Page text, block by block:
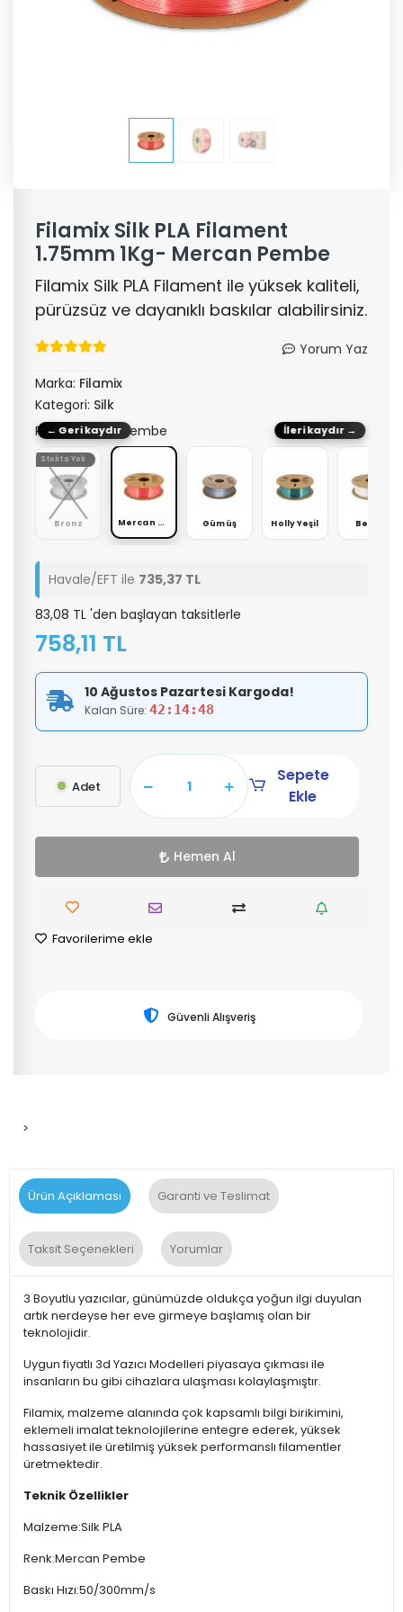
Filamix Silk PLA Filament
1.75mm 1Kg- Mercan Pembe
Filamix Silk PLA Filament ile yüksek kaliteli,
pürüzsüz ve dayanıklı baskılar alabilirsiniz.
Yorum Yaz
Marka: Filamix
Kategori: Silk
Renk: Mercan Pembe
Bronz
Stokta Yok
Mercan Pembe Gümüş Holly Yeşil Beyaz
← Geri kaydır İleri kaydır →
Havale/EFT ile 735,37 TL
83,08 TL 'den başlayan taksitlerle
758,11 TL
10 Ağustos Pazartesi Kargoda!
Kalan Süre: 42:14:48
Adet
Sepete
Ekle
Hemen Al
Favorilerime ekle
Güvenli Alışveriş
>
Ürün Açıklaması Garanti ve Teslimat
Taksit Seçenekleri Yorumlar
3 Boyutlu yazıcılar, günümüzde oldukça yoğun ilgi duyulan
artık nerdeyse her eve girmeye başlamış olan bir
teknolojidir.
Uygun fiyatlı 3d Yazıcı Modelleri piyasaya çıkması ile
insanların bu gibi cihazlara ulaşması kolaylaşmıştır.
Filamix, malzeme alanında çok kapsamlı bilgi birikimini,
eklemeli imalat teknolojilerine entegre ederek, yüksek
hassasiyet ile üretilmiş yüksek performanslı filamentler
üretmektedir.
Teknik Özellikler
Malzeme:Silk PLA
Renk:Mercan Pembe
Baskı Hızı:50/300mm/s